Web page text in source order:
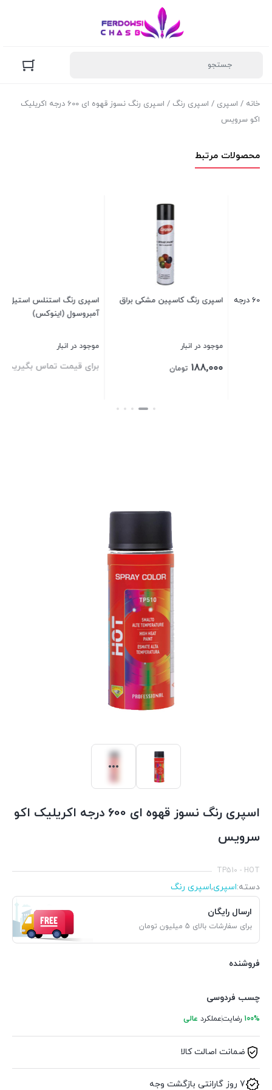
خانه / اسپری / اسپری رنگ
/ اسپری رنگ نسوز قهوه ای 600 درجه اکریلیک
اکو سرویس
محصولات مرتبط
براق
اسپری رنگ استنلس استیل
موجود در انبار
برای قیمت تماس بگیرید
اسپری رنگ دوپلی کالر سفید
Dupli-Color RAL 9016 400ml
موجود در انبار
790,000 تومان
اسپری رنگ نسوز قهوه ای 600 درجه اکریلیک اکو
سرویس
TP510 - HOT
دسته:اسپری,اسپری رنگ
ارسال رایگان
برای سفارشات بالای 5 میلیون تومان
فروشنده
چسب فردوسی
100% رضایتعملکرد عالی
ضمانت اصالت کالا
7 روز گارانتی بازگشت وجه